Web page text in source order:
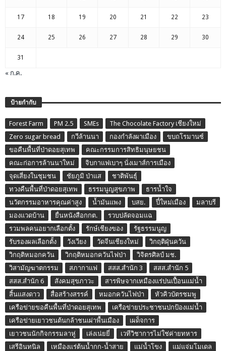
17 18 19 20 21 22 23
24 25 26 27 28 29 30
31
« ก.ค.
ป้ายกำกับ
Forest Farm PM 2.5 SMEs
The Chocolate Factory เชียงใหม่
Zero sugar bread
กวีล้านนา กองกำลังผาเมือง
ขบถโรมานซ์
ขอคืนพื้นที่ป่าดอยสุเทพ
คณะกรรมการสิทธิมนุษยชน
คณะก่อการล้านนาใหม่
จิบกาแฟเบาๆ นั่งเมาส์การเมือง
จุดเสี่ยงในชุมชน
ชัยภูมิ ป่าแส
ชาติพันธุ์
ทวงคืนพื้นที่ป่าดอยสุเทพ
ธรรมนูญสุขภาพ
ธารน้ำใจ
นวัตกรรมอาหารคุณค่าสูง
น้ำมันแพง บสย. ปี๋ใหม่เมือง
มลาบรี
มองแวดบ้าน
ยื่นหนังสือกกต.
รวบปลัดจอมแฉ
รวมพลคนอยากเลือกตั้ง
รักษ์เชียงของ
รัฐธรรมนูญ
รับรองผลเลือกตั้ง
วังเวียง วัดจีนเชียงใหม่
วิกฤติฝุ่นควัน
วิกฤติหมอกควัน
วิกฤติหมอกควันไฟป่า
วิจิตรศิลป์ มช.
วิสามัญฆาตกรรม
สภากาแฟ สสส.สำนัก 3
สสส.สำนัก 5
สสส.สำนัก 6
สังคมสุขภาวะ
สารพิษจากเหมืองแร่ปนเปื้อนแม่น้ำ
สิ้นแสงดาว
สื่อสร้างสรรค์ หมอกควันไฟป่า
หัวคิวบัตรชมพู
เครือข่ายขอคืนพื้นที่ป่าดอยสุเทพ
เครือข่ายประชาชนปกป้องแม่น้ำ
เครือข่ายเยาวชนต้นกล้าชนเผ่าพื้นเมือง
เผด็จการ
เยาวชนนักกิจกรรมลาหู่
เล่งเน่ยยี่
เวทีวิชาการไม่ใช่ค่ายทหาร
เสรีอินทนิล
เหมืองแร่ต้นน้ำกก-น้ำสาย แม่น้ำโขง แม่แจ่มโมเดล